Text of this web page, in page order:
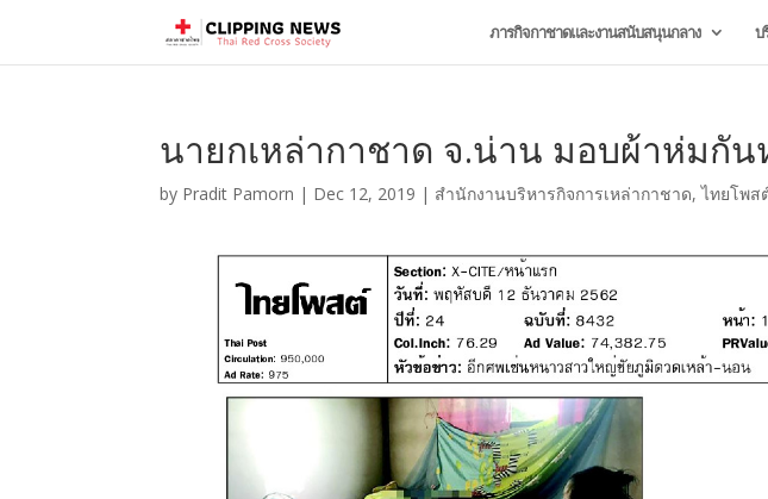
ภารกิจกาชาดและงานสนับสนุนกลาง บ
นายกเหล่ากาชาด จ.น่าน มอบผ้าห่มกัน
by Pradit Pamorn | Dec 12, 2019 | สำนักงานบริหารกิจการเหล่ากาชาด,ไทยโพส